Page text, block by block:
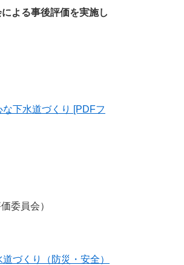
よる事後評価を実施し
下水道づくり [PDFフ
員会）
づくり（防災・安全）